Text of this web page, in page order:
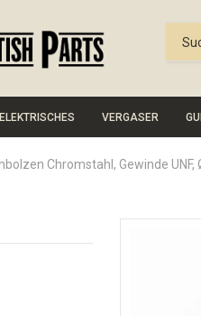
ELEKTRISCHES VERGASER
Chromstahl, Gewinde UNF,